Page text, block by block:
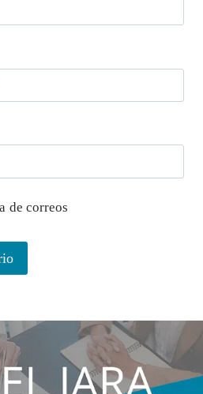
de correos